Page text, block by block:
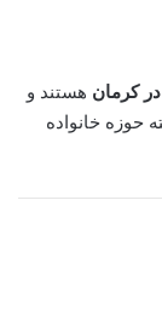
کرمان هستند و
حوزه خانواده